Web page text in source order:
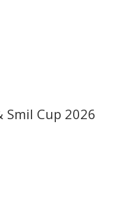
Smil Cup 2026